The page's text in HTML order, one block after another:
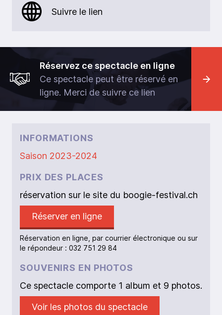
Suivre le lien
Réservez ce spectacle en ligne
Ce spectacle peut être réservé en
ligne. Merci de suivre ce lien
INFORMATIONS
Saison 2023-2024
PRIX DES PLACES
réservation sur le site du boogie-festival.ch
Réserver en ligne
Réservation en ligne, par courrier électronique ou sur
le répondeur : 032 751 29 84
SOUVENIRS EN PHOTOS
Ce spectacle comporte 1 album et 9 photos.
Voir les photos du spectacle